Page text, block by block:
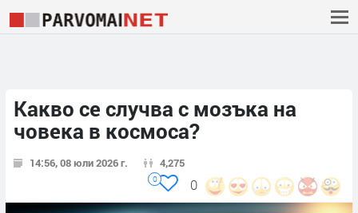
Какво се случва с мозъка на
човека в космоса?
14:56, 08 юли 2026 г. 4,275
0
0